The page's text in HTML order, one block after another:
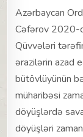
Azərbaycan
Cəfərov 2020-
Qüvvələri
ərazilərin azad
bütövlüyünün
müharibəsi
döyüşlərdə
döyüşləri